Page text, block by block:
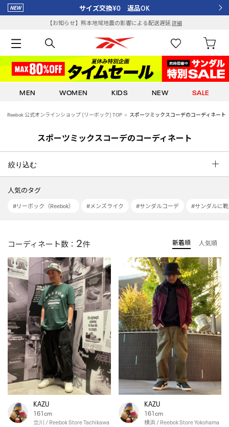
サイズ交換¥0 返品OK
【お知らせ】熊本地域地震の影響による配送遅延詳細
MEN WOMEN KIDS NEW SALE
Reebok 公式オンラインショップ (リーボック) TOP スポーツミックスコーデのコーディネート
スポーツミックスコーデのコーディネート
絞り込む
人気のタグ
#リーボック（Reebok） #メンズライク #サンダルコーデ #サンダルに
コーディネート数： 2件 新着順 人気順
KAZU
161cm
立川 / Reebok Store Tachikawa
KAZU
161cm
横浜 / Reebok Store Yokohama